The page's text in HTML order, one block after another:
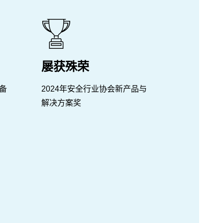
屡获殊荣
2024年安全行业协会新产品与
解决方案奖